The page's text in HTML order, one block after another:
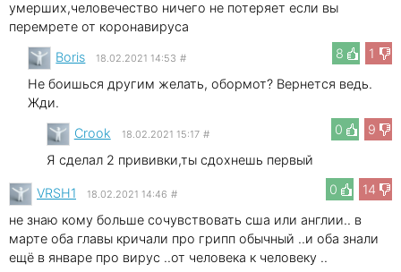
умерших,человечество ничего не потеряет если вы
перемрете от коронавируса
8
1
Boris 18.02.2021 14:53 #
Не боишься другим желать, обормот? Вернется ведь.
Жди.
0
9
Crook 18.02.2021 15:17 #
Я сделал 2 прививки,ты сдохнешь первый
0
14
VRSH1 18.02.2021 14:46 #
не знаю кому больше сочувствовать сша или англии.. в
марте оба главы кричали про грипп обычный ..и оба знали
ещё в январе про вирус ..от человека к человеку ..